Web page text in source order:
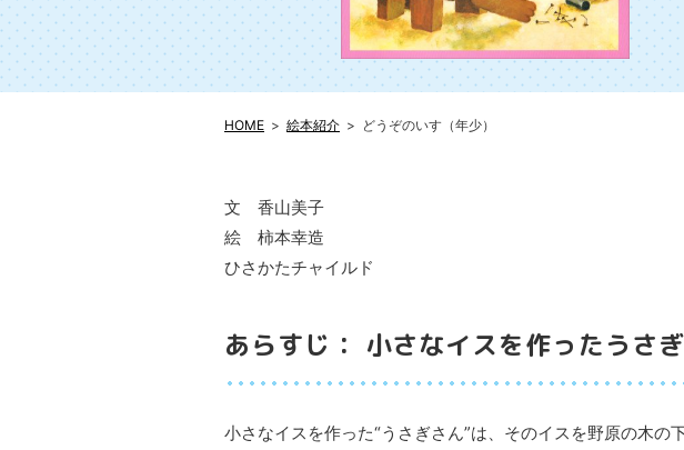
HOME 絵本紹介 どうぞのいす（年少）
文 香山美子
絵 柿本幸造
ひさかたチャイルド
あらすじ： 小さなイスを作ったうさ
小さなイスを作った“うさぎさん”は、そのイスを野原の木の